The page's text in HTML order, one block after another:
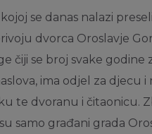
se danas nalazi
dvorca Oroslavje
čiji se broj svake godine
ima odjel za djecu i
te dvoranu i čitaonicu.
samo građani grada